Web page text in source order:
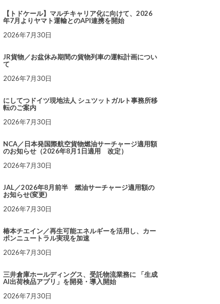
【トドケール】マルチキャリア化に向けて、2026
年7月よりヤマト運輸とのAPI連携を開始
2026年7月30日
JR貨物／お盆休み期間の貨物列車の運転計画につい
て
2026年7月30日
にしてつドイツ現地法人 シュツットガルト事務所移
転のご案内
2026年7月30日
NCA／日本発国際航空貨物燃油サーチャージ適用額
のお知らせ（2026年8月1日適用 改定）
2026年7月30日
JAL／2026年8月前半 燃油サーチャージ適用額の
お知らせ(変更)
2026年7月30日
椿本チエイン／再生可能エネルギーを活用し、カー
ボンニュートラル実現を加速
2026年7月30日
三井倉庫ホールディングス、受託物流業務に 「生成
AI出荷検品アプリ」を開発・導入開始
2026年7月30日